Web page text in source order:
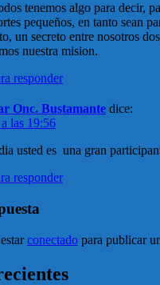
tenemos algo para decir,
pequeños, en tanto sean
un secreto entre nosotros
nuestra mision.
responder
Onc. Bustamante dice:
las 19:56
usted es una gran
responder
conectado para publicar